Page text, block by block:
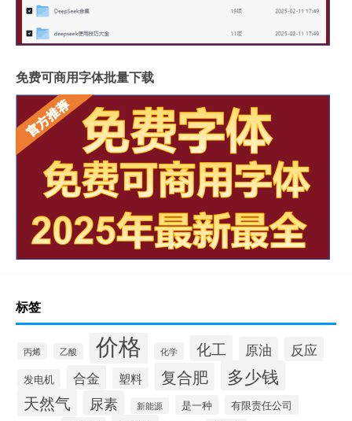
免费可商用字体批量下载
标签
丙烯 乙酸 价格 化学 化工 原油 反应
发电机 合金 塑料 复合肥 多少钱
天然气 尿素 新能源 是一种 有限责任公司